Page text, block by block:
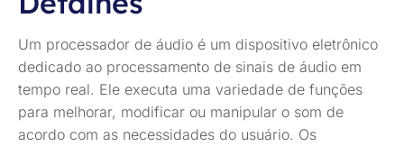
Um processador de áudio é um dispositivo eletrônico
dedicado ao processamento de sinais de áudio em
tempo real. Ele executa uma variedade de funções
para melhorar, modificar ou manipular o som de
acordo com as necessidades do usuário. Os